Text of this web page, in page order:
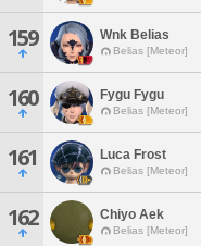
159 Wnk Belias
Belias [Meteor]
160 Fygu Fygu
Belias [Meteor]
161 Luca Frost
Belias [Meteor]
162 Chiyo Aek
Belias [Meteor]